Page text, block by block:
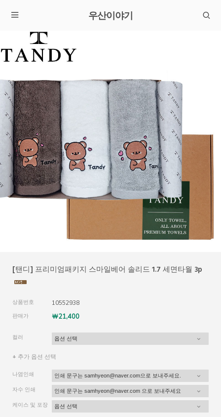
우산이야기
[탠디] 프리미엄패키지 스마일베어 솔리드 1.7 세면타월 3p
상품번호 10552938
판매가 ￦21,400
컬러
+ 추가 옵션 선택
나염인쇄
자수 인쇄
케이스 및 포장